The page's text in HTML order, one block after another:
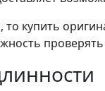
то купить